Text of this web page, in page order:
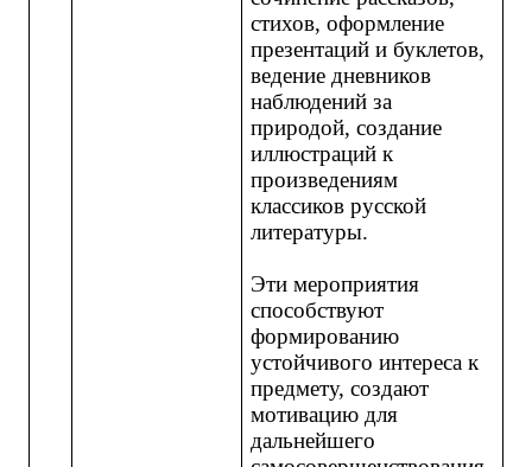
стихов, оформление
презентаций и буклетов,
ведение дневников
наблюдений за
природой, создание
иллюстраций к
произведениям
классиков русской
литературы.
Эти мероприятия
способствуют
формированию
устойчивого интереса к
предмету, создают
мотивацию для
дальнейшего